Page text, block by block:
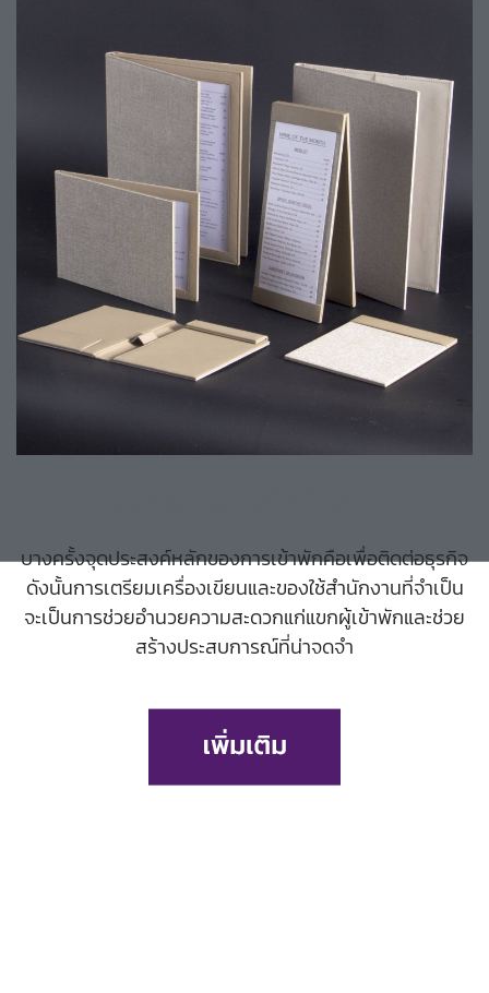
บางครั้งจุดประสงค์หลักของการเข้าพักคือเพื่อติดต่อธุรกิจ
ดังนั้นการเตรียมเครื่องเขียนและของใช้สำนักงานที่จำเป็น
จะเป็นการช่วยอำนวยความสะดวกแก่แขกผู้เข้าพักและช่วย
สร้างประสบการณ์ที่น่าจดจำ